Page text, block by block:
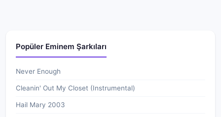
Popüler Eminem Şarkıları
Never Enough
Cleanin' Out My Closet (Instrumental)
Hail Mary 2003